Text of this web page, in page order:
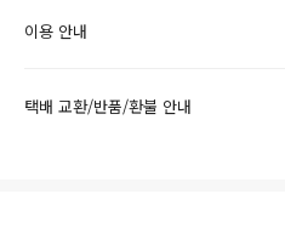
이용 안내
택배 교환/반품/환불 안내